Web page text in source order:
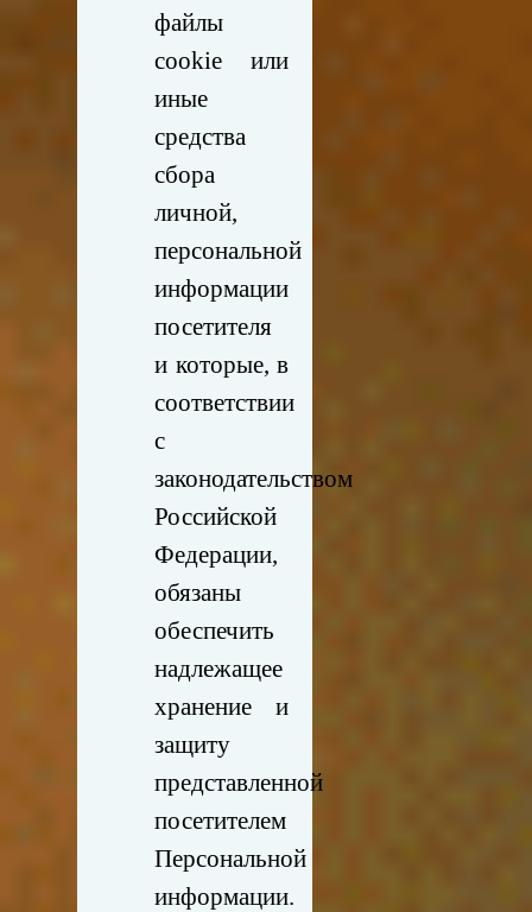
файлы
cookie или
иные
средства
сбора
личной,
персональной
информации
посетителя
и которые, в
соответствии
с
законодательством
Российской
Федерации,
обязаны
обеспечить
надлежащее
хранение и
защиту
представленной
посетителем
Персональной
информации.